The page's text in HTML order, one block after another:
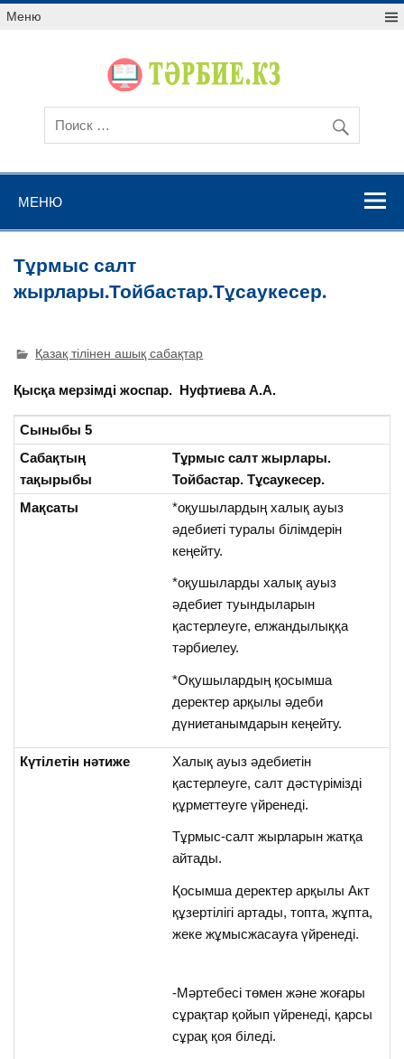
Меню
МЕНЮ
Тұрмыс салт
жырлары.Тойбастар.Тұсаукесер.
Қазақ тілінен ашық сабақтар
Қысқа мерзімді жоспар. Нуфтиева А.А.
Сыныбы 5
Сабақтың
тақырыбы
Тұрмыс салт жырлары.
Тойбастар. Тұсаукесер.
Мақсаты
*оқушылардың халық ауыз
әдебиеті туралы білімдерін
кеңейту.
*оқушыларды халық ауыз
әдебиет туындыларын
қастерлеуге, елжандылыққа
тәрбиелеу.
*Оқушылардың қосымша
деректер арқылы әдеби
дүниетанымдарын кеңейту.
Күтілетін нәтиже
Халық ауыз әдебиетін
қастерлеуге, салт дәстүрімізді
құрметтеуге үйренеді.
Тұрмыс-салт жырларын жатқа
айтады.
Қосымша деректер арқылы Акт
құзертілігі артады, топта, жұпта,
жеке жұмысжасауға үйренеді.
-Мәртебесі төмен және жоғары
сұрақтар қойып үйренеді, қарсы
сұрақ қоя біледі.